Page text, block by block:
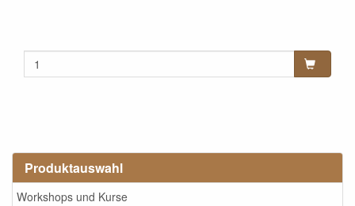
Produktauswahl
Workshops und Kurse